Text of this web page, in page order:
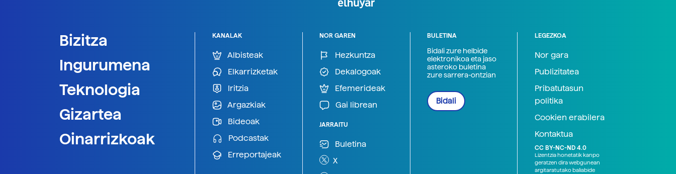
Bizitza
Ingurumena
Teknologia
Gizartea
Oinarrizkoak
KANALAK
Albisteak
Elkarrizketak
Iritzia
Argazkiak
Bideoak
Podcastak
Erreportajeak
NOR GAREN
Hezkuntza
Dekalogoak
Efemerideak
Gai librean
JARRAITU
Buletina
X
BULETINA
Bidali zure helbide
elektronikoa eta jaso
asteroko buletina
zure sarrera-ontzian
Bidali
LEGEZKOA
Nor gara
Publizitatea
Pribatutasun
politika
Cookien erabilera
Kontaktua
CC BY-NC-ND 4.0
Lizentzia honetatik kanpo
geratzen dira webgunean
argitaratutako baliabide